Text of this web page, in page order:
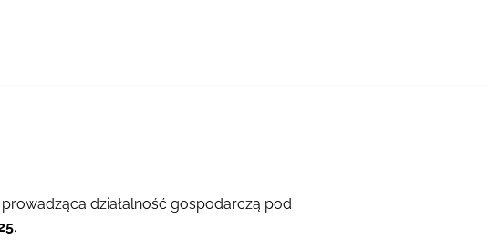
działalność gospodarczą pod
.